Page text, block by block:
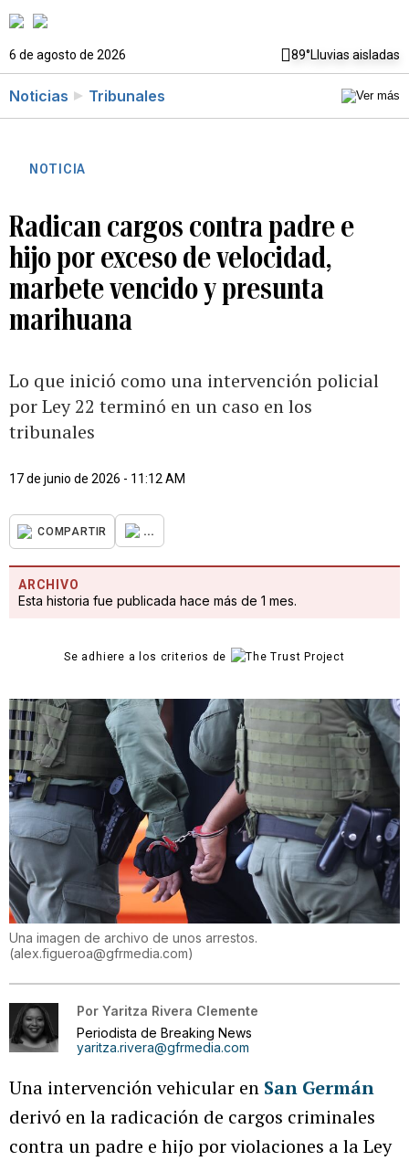
6 de agosto de 2026 89°Lluvias aisladas
Noticias Tribunales
NOTICIA
Radican cargos contra padre e
hijo por exceso de velocidad,
marbete vencido y presunta
marihuana
Lo que inició como una intervención policial
por Ley 22 terminó en un caso en los
tribunales
17 de junio de 2026 - 11:12 AM
COMPARTIR ...
ARCHIVO
Esta historia fue publicada hace más de 1 mes.
Se adhiere a los criterios de
Una imagen de archivo de unos arrestos.
(alex.figueroa@gfrmedia.com)
Por Yaritza Rivera Clemente
Periodista de Breaking News
yaritza.rivera@gfrmedia.com
Una intervención vehicular en San Germán
derivó en la radicación de cargos criminales
contra un padre e hijo por violaciones a la Ley